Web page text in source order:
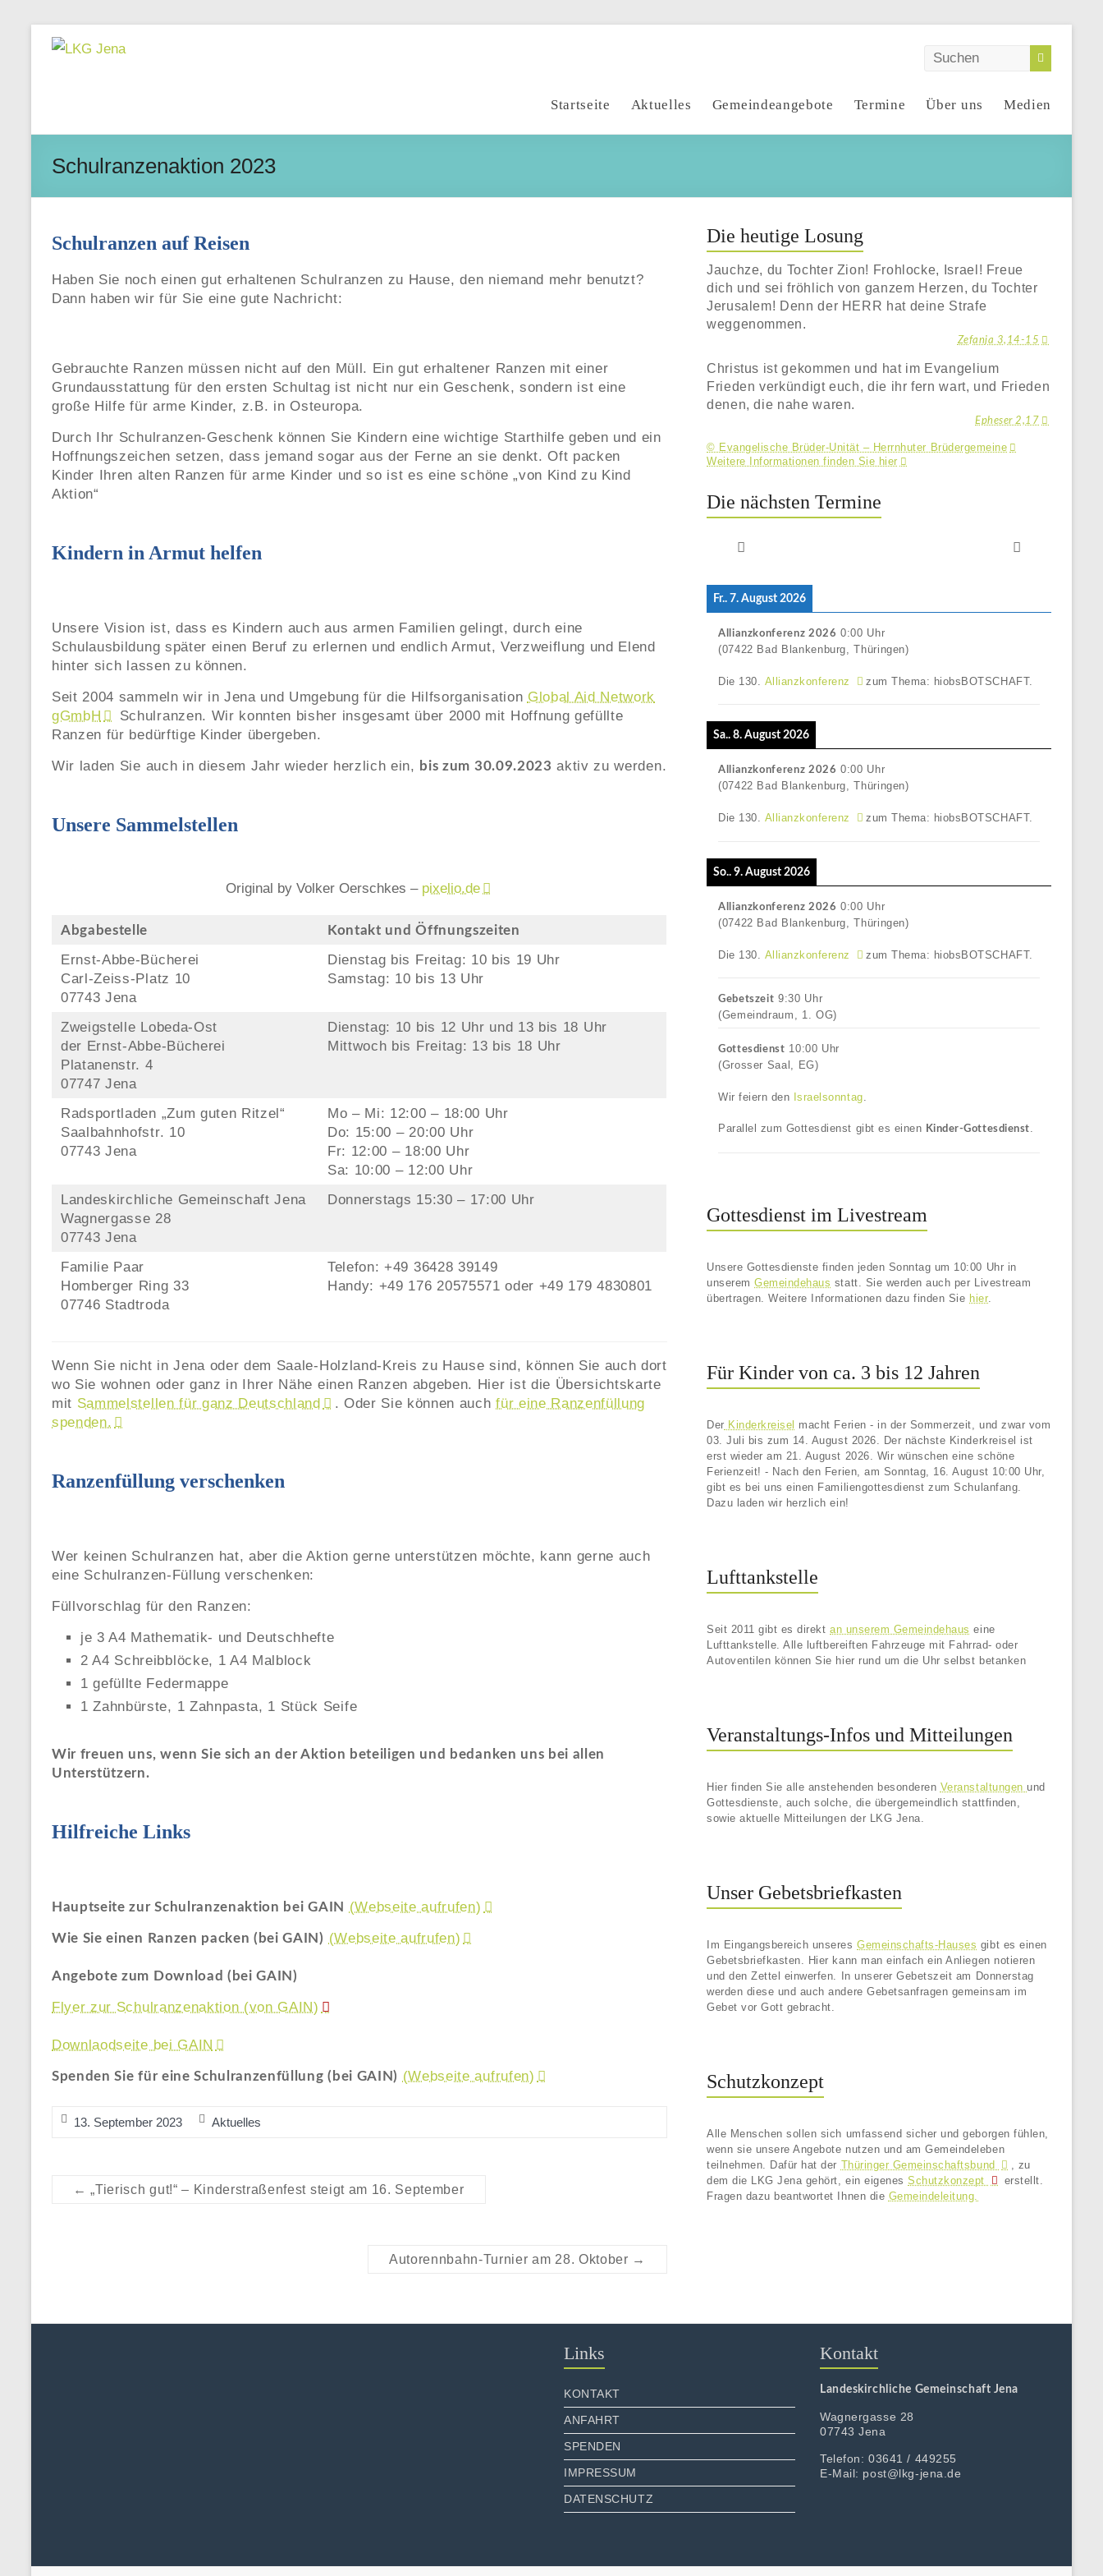
Skip
LKG
|
Jena
Startseite Aktuelles Gemeindeangebote Termine Über uns Medien
Schulranzenaktion 2023
Schulranzen auf Reisen
Haben Sie noch einen gut erhaltenen Schulranzen zu Hause, den niemand mehr benutzt?
Dann haben wir für Sie eine gute Nachricht:
Gebrauchte Ranzen müssen nicht auf den Müll. Ein gut erhaltener Ranzen mit einer
Grundausstattung für den ersten Schultag ist nicht nur ein Geschenk, sondern ist eine
große Hilfe für arme Kinder, z.B. in Osteuropa.
Durch Ihr Schulranzen-Geschenk können Sie Kindern eine wichtige Starthilfe geben und ein
Hoffnungszeichen setzen, dass jemand sogar aus der Ferne an sie denkt. Oft packen
Kinder Ihren alten Ranzen für arme Kinder und so ist es eine schöne „von Kind zu Kind
Aktion“
Kindern in Armut helfen
Unsere Vision ist, dass es Kindern auch aus armen Familien gelingt, durch eine
Schulausbildung später einen Beruf zu erlernen und endlich Armut, Verzweiflung und Elend
hinter sich lassen zu können.
Seit 2004 sammeln wir in Jena und Umgebung für die Hilfsorganisation Global Aid Network
gGmbH
Schulranzen. Wir konnten bisher insgesamt über 2000 mit Hoffnung gefüllte
Ranzen für bedürftige Kinder übergeben.
Wir laden Sie auch in diesem Jahr wieder herzlich ein, bis zum 30.09.2023 aktiv zu werden.
Unsere Sammelstellen
Original by Volker Oerschkes – pixelio.de
Abgabestelle Kontakt und Öffnungszeiten
Ernst-Abbe-Bücherei
Carl-Zeiss-Platz 10
07743 Jena
Dienstag bis Freitag: 10 bis 19 Uhr
Samstag: 10 bis 13 Uhr
Zweigstelle Lobeda-Ost
der Ernst-Abbe-Bücherei
Platanenstr. 4
07747 Jena
Dienstag: 10 bis 12 Uhr und 13 bis 18 Uhr
Mittwoch bis Freitag: 13 bis 18 Uhr
Radsportladen „Zum guten Ritzel“
Saalbahnhofstr. 10
07743 Jena
Mo – Mi: 12:00 – 18:00 Uhr
Do: 15:00 – 20:00 Uhr
Fr: 12:00 – 18:00 Uhr
Sa: 10:00 – 12:00 Uhr
Landeskirchliche Gemeinschaft Jena
Wagnergasse 28
07743 Jena
Donnerstags 15:30 – 17:00 Uhr
Familie Paar
Homberger Ring 33
07746 Stadtroda
Telefon: +49 36428 39149
Handy: +49 176 20575571 oder +49 179 4830801
Wenn Sie nicht in Jena oder dem Saale-Holzland-Kreis zu Hause sind, können Sie auch dort
wo Sie wohnen oder ganz in Ihrer Nähe einen Ranzen abgeben. Hier ist die Übersichtskarte
mit Sammelstellen für ganz Deutschland . Oder Sie können auchfür eine Ranzenfüllung
spenden.
Ranzenfüllung verschenken
Wer keinen Schulranzen hat, aber die Aktion gerne unterstützen möchte, kann gerne auch
eine Schulranzen-Füllung verschenken:
Füllvorschlag für den Ranzen:
je 3 A4 Mathematik- und Deutschhefte
2 A4 Schreibblöcke, 1 A4 Malblock
1 gefüllte Federmappe
1 Zahnbürste, 1 Zahnpasta, 1 Stück Seife
Wir freuen uns, wenn Sie sich an der Aktion beteiligen und bedanken uns bei allen
Unterstützern.
Hilfreiche Links
Hauptseite zur Schulranzenaktion bei GAIN (Webseite aufrufen)
Wie Sie einen Ranzen packen (bei GAIN) (Webseite aufrufen)
Angebote zum Download (bei GAIN)
Flyer zur Schulranzenaktion (von GAIN)
Downlaodseite bei GAIN
Spenden Sie für eine Schulranzenfüllung (bei GAIN) (Webseite aufrufen)
13. September 2023 Aktuelles
← „Tierisch gut!“ – Kinderstraßenfest steigt am 16. September
Autorennbahn-Turnier am 28. Oktober →
Die heutige Losung
Jauchze, du Tochter Zion! Frohlocke, Israel! Freue
dich und sei fröhlich von ganzem Herzen, du Tochter
Jerusalem! Denn der HERR hat deine Strafe
weggenommen.
Zefanja 3,14-15
Christus ist gekommen und hat im Evangelium
Frieden verkündigt euch, die ihr fern wart, und Frieden
denen, die nahe waren.
Epheser 2,17
© Evangelische Brüder-Unität – Herrnhuter Brüdergemeine
Weitere Informationen finden Sie hier
Die nächsten Termine
Fr.. 7. August 2026
Allianzkonferenz 2026 0:00 Uhr
(07422 Bad Blankenburg, Thüringen)
Die 130. Allianzkonferenz zum Thema: hiobsBOTSCHAFT.
Sa.. 8. August 2026
Allianzkonferenz 2026 0:00 Uhr
(07422 Bad Blankenburg, Thüringen)
Die 130. Allianzkonferenz zum Thema: hiobsBOTSCHAFT.
So.. 9. August 2026
Allianzkonferenz 2026 0:00 Uhr
(07422 Bad Blankenburg, Thüringen)
Die 130. Allianzkonferenz zum Thema: hiobsBOTSCHAFT.
Gebetszeit 9:30 Uhr
(Gemeindraum, 1. OG)
Gottesdienst 10:00 Uhr
(Grosser Saal, EG)
Wir feiern den Israelsonntag.
Parallel zum Gottesdienst gibt es einen Kinder-Gottesdienst.
Gottesdienst im Livestream
Unsere Gottesdienste finden jeden Sonntag um 10:00 Uhr in
unseremGemeindehaus statt. Sie werden auch per Livestream
übertragen. Weitere Informationen dazu finden Sie hier
Für Kinder von ca. 3 bis 12 Jahren
Der Kinderkreisel macht Ferien - in der Sommerzeit, und zwar vom
03. Juli bis zum 14. August 2026. Der nächste Kinderkreisel ist
erst wieder am 21. August 2026. Wir wünschen eine schöne
Ferienzeit! - Nach den Ferien, am Sonntag, 16. August 10:00 Uhr,
gibt es bei uns einen Familiengottesdienst zum Schulanfang.
Dazu laden wir herzlich ein!
Lufttankstelle
Seit 2011 gibt es direkt an unserem Gemeindehaus eine
Lufttankstelle. Alle luftbereiften Fahrzeuge mit Fahrrad- oder
Autoventilen können Sie hier rund um die Uhr selbst betanken
Veranstaltungs-Infos und Mitteilungen
Hier finden Sie alle anstehenden besonderen Veranstaltungenund
Gottesdienste, auch solche, die übergemeindlich stattfinden,
sowie aktuelle Mitteilungen der LKG Jena.
Unser Gebetsbriefkasten
Im Eingangsbereich unseresGemeinschafts-Hauses gibt es einen
Gebetsbriefkasten. Hier kann man einfach ein Anliegen notieren
und den Zettel einwerfen. In unserer Gebetszeit am Donnerstag
werden diese und auch andere Gebetsanfragen gemeinsam im
Gebet vor Gott gebracht.
Schutzkonzept
Alle Menschen sollen sich umfassend sicher und geborgen fühlen,
wenn sie unsere Angebote nutzen und am Gemeindeleben
teilnehmen. Dafür hat der Thüringer Gemeinschaftsbund
, zu
dem die LKG Jena gehört, ein eigenesSchutzkonzept
erstellt.
Fragen dazu beantwortet Ihnen die Gemeindeleitung.
Links
KONTAKT
ANFAHRT
SPENDEN
IMPRESSUM
DATENSCHUTZ
Kontakt
Landeskirchliche Gemeinschaft Jena
Wagnergasse 28
07743 Jena
Telefon: 03641 / 449255
E-Mail: post@lkg-jena.de